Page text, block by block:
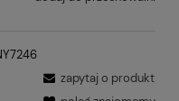
zapytaj o produkt